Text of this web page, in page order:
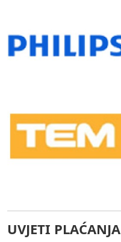
UVJETI PLAĆANJA